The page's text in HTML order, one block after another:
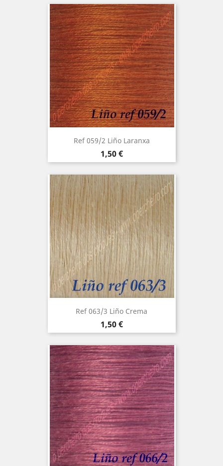
Ref 059/2 Liño Laranxa
Precio
1,50 €
Ref 063/3 Liño Crema
Precio
1,50 €